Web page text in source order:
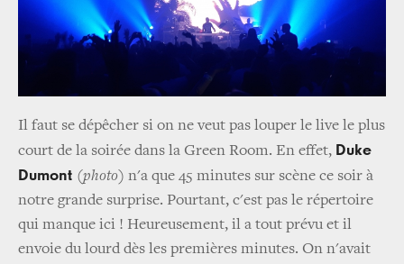
Il faut se dépêcher si on ne veut pas louper le live le plus
court de la soirée dans la Green Room. En effet, Duke
Dumont (photo) n'a que 45 minutes sur scène ce soir à
notre grande surprise. Pourtant, c'est pas le répertoire
qui manque ici ! Heureusement, il a tout prévu et il
envoie du lourd dès les premières minutes. On n'avait